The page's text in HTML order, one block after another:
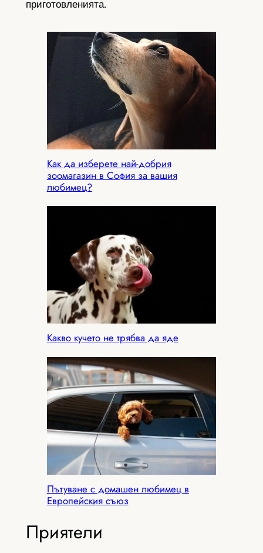
приготовленията.
Как да изберете най-добрия
зоомагазин в София за вашия
любимец?
Какво кучето не трябва да яде
Пътуване с домашен любимец в
Европейския съюз
Приятели